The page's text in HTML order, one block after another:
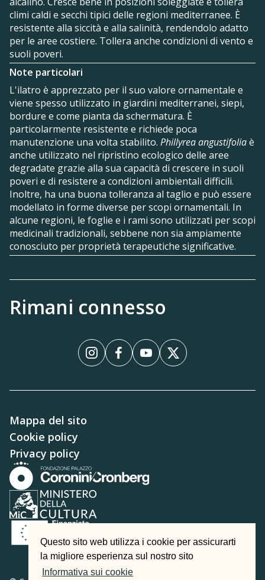
Questo sito web utilizza i cookie per assicurarti
la migliore esperienza sul nostro sito
Informativa sui cookie
climi caldi e secchi tipici delle regioni mediterranee. È
resistente alla siccità e alla salinità, rendendolo adatto
per le aree costiere. Tollera anche condizioni di vento e
suoli poveri.
Note particolari
L'ilatro è apprezzato per il suo valore ornamentale e
viene spesso utilizzato in giardini mediterranei, siepi,
bordure e come pianta da schermatura. È
particolarmente resistente e richiede poca
manutenzione una volta stabilito. Phillyrea angustifoliaè
anche utilizzato nel ripristino ecologico delle aree
degradate grazie alla sua capacità di crescere in suoli
poveri e di resistere a condizioni ambientali difficili.
Inoltre, ha una buona tolleranza al taglio e può essere
modellato in forme diverse per scopi ornamentali. In
alcune regioni, le foglie e i rami sono utilizzati per scopi
medicinali tradizionali, sebbene non sia ampiamente
conosciuto per proprietà terapeutiche significative.
Rimani connesso
InstagramFacebookYouTube
X
Mappa del sito
Cookie policy
Privacy policy